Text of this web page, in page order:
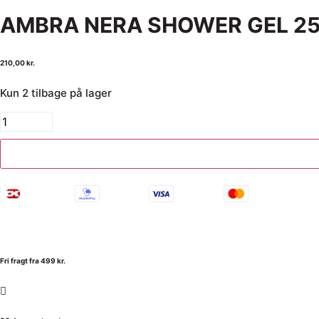
AMBRA NERA SHOWER GEL
210,00kr.
Kun 2 tilbage på lager
Fri fragt fra 499 kr.